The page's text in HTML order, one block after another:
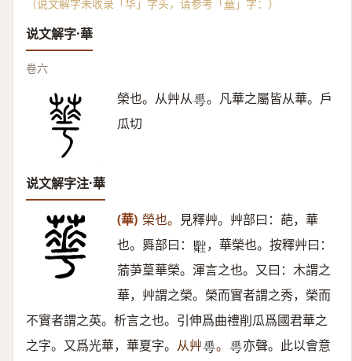
（说文解字未收录「华」字头，请参考「 華 」字：）
说文解字·華
卷六
榮也。从艸从𠌶 。凡華之屬皆从華。戶
瓜切
说文解字注·華
(華) 榮也。 見釋艸。艸部曰：葩，華
也。䑞部曰： 𤰀 ，華榮也。按釋艸曰：
蕍芛葟華榮。渾言之也。又曰：木謂之
華，艸謂之榮。榮而實者謂之秀，榮而
不實者謂之英。析言之也。引伸爲曲禮削瓜爲國君華之
之字。又爲光華，華夏字。 从艸𠌶 。 𠌶 亦聲。此以會意